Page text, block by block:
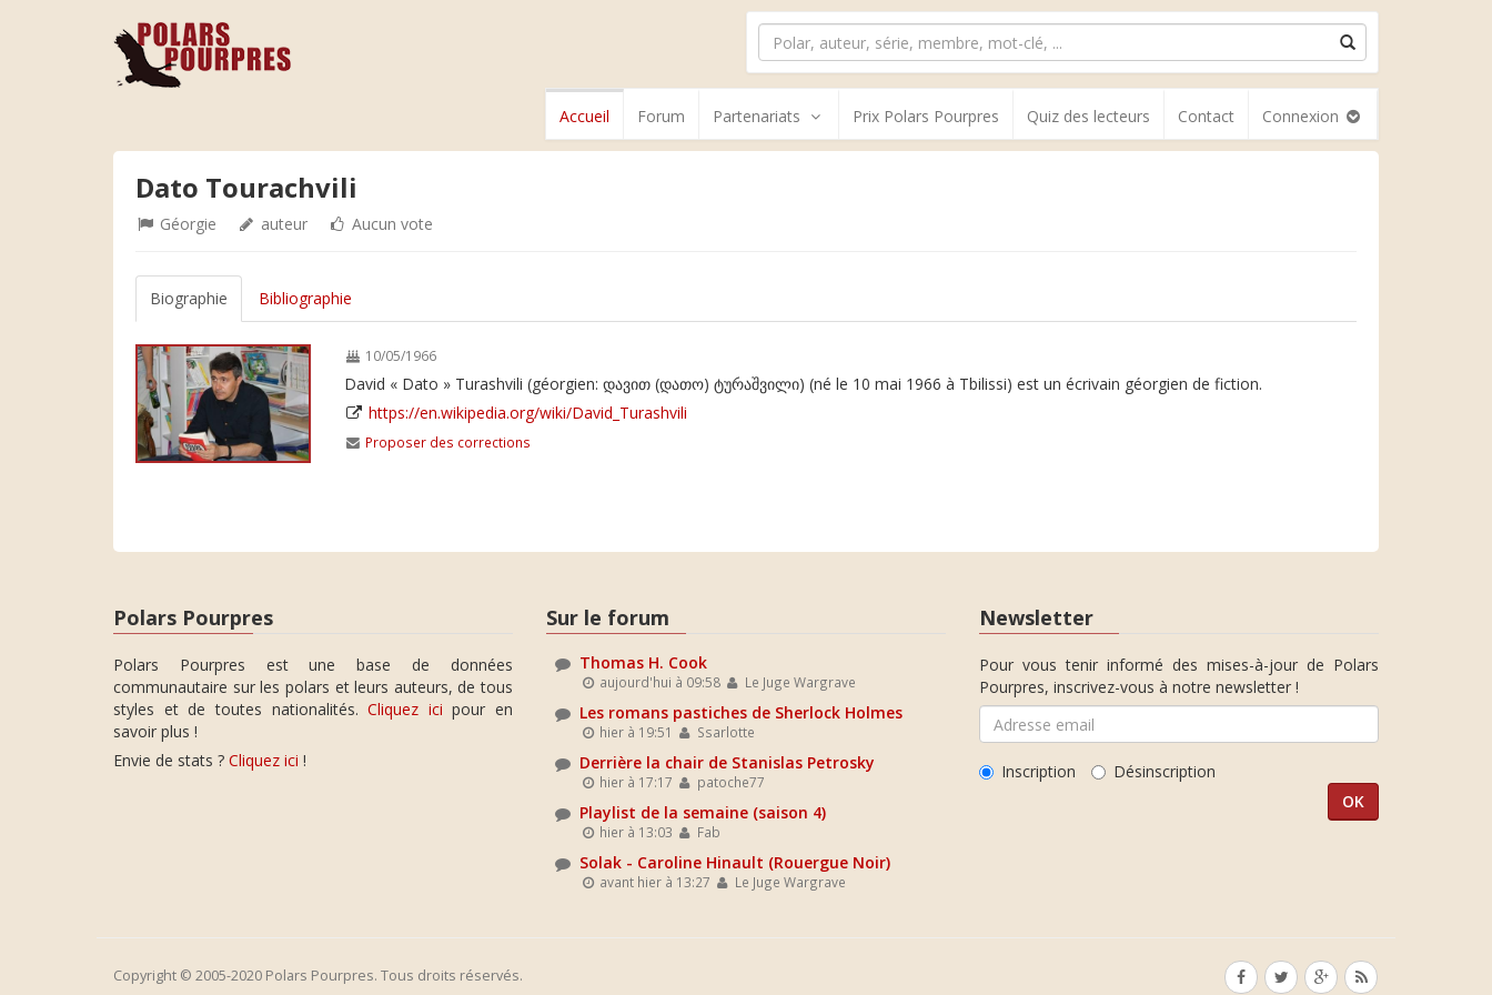
Accueil Forum Partenariats Prix Polars Pourpres Quiz des lecteurs Contact Connexion
Dato Tourachvili
Géorgie auteur Aucun vote
Biographie Bibliographie
10/05/1966
David « Dato » Turashvili (géorgien: დავით (დათო) ტურაშვილი) (né le 10 mai 1966 à Tbilissi) est un écrivain géorgien de fiction.
https://en.wikipedia.org/wiki/David_Turashvili
Proposer des corrections
Polars Pourpres
Polars Pourpres est une base de données
communautaire sur les polars et leurs auteurs, de tous
styles et de toutes nationalités.Cliquez ici pour en
savoir plus !
Envie de stats ? Cliquez ici !
Sur le forum
Thomas H. Cook
aujourd'hui à 09:58 Le Juge Wargrave
Les romans pastiches de Sherlock Holmes
hier à 19:51 Ssarlotte
Derrière la chair de Stanislas Petrosky
hier à 17:17 patoche77
Playlist de la semaine (saison 4)
hier à 13:03 Fab
Solak - Caroline Hinault (Rouergue Noir)
avant hier à 13:27 Le Juge Wargrave
Newsletter
Pour vous tenir informé des mises-à-jour de Polars
Pourpres, inscrivez-vous à notre newsletter !
Inscription Désinscription
Copyright © 2005-2020 Polars Pourpres. Tous droits réservés.